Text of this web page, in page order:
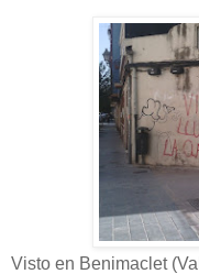
Visto en Benimaclet